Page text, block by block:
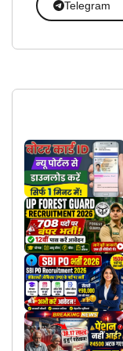
Telegram